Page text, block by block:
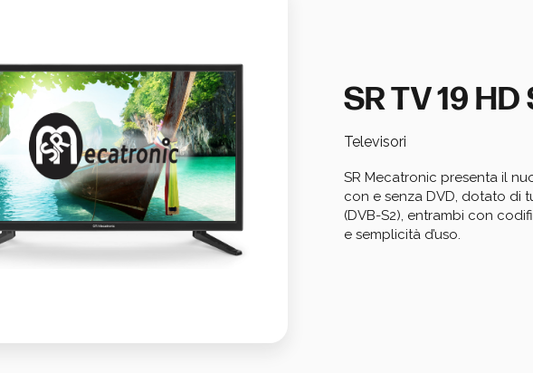
SR TV 19 HD
Televisori
SR Mecatronic presenta il
con e senza DVD, dotato di
(DVB-S2), entrambi con
e semplicità d’uso.